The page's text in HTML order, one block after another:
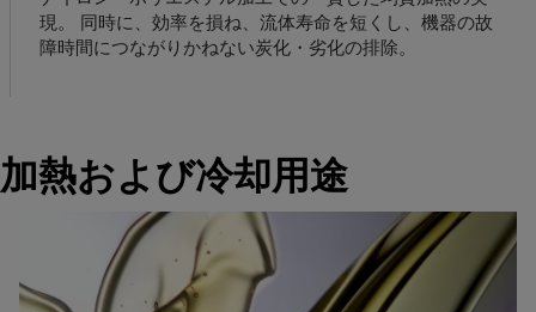
現。 同時に、効率を損ね、流体寿命を短くし、機器の故
障時間につながりかねない炭化・劣化の排除。
加熱および冷却用途